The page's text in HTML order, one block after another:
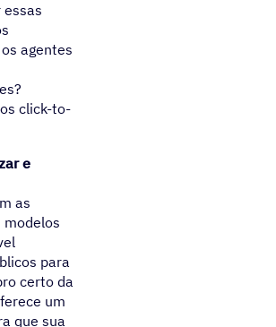
agentes
click-to-
e
as
para
certo da
um
que sua